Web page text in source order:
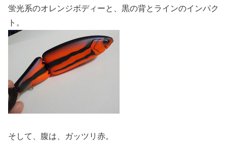
蛍光系のオレンジボディーと、黒の背とラインのインパク
ト。
そして、腹は、ガッツリ赤。